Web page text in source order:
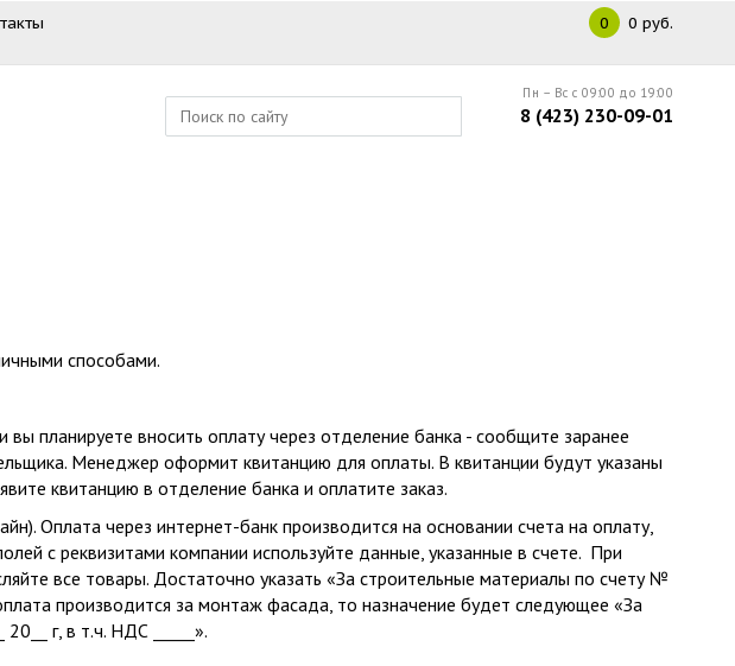
0 0 руб.
Пн – Вс с 09:00 до 19:00
8 (423) 230-09-01
способами.
планируете вносить оплату через отделение банка - сообщите заранее
Менеджер оформит квитанцию для оплаты. В квитанции будут указаны
квитанцию в отделение банка и оплатите заказ.
Оплата через интернет-банк производится на основании счета на оплату,
с реквизитами компании используйте данные, указанные в счете. При
все товары. Достаточно указать «За строительные материалы по счету №
оплата производится за монтаж фасада, то назначение будет следующее «За
г, в т.ч. НДС _____».